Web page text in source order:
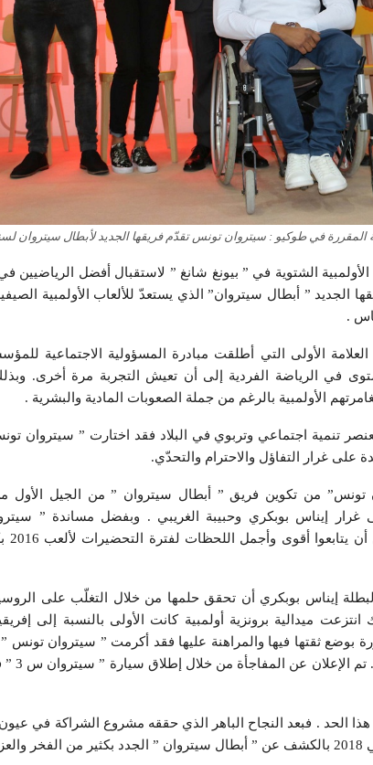
المقررة في طوكيو : سيتروان تونس تقدّم فريقها الجديد لأبطال سيتروان لسنة
الشتوية في ” بيونغ شانغ ” لاستقبال أفضل الرياضيين في
” أبطال سيتروان” الذي يستعدّ للألعاب الأولمبية
الأولى التي أطلقت مبادرة المسؤولية الاجتماعية
في الرياضة الفردية إلى أن تعيش التجربة مرة أخرى.
الأولمبية بالرغم من جملة الصعوبات المادية والبشرية .
كعنصر تنمية اجتماعي وتربوي في البلاد فقد اختارت ” سيتروان
على غرار التفاؤل والاحترام والتحدّي.
” سيتروان تونس” من تكوين فريق ” أبطال سيتروان ” من الجيل
على غرار إيناس بوبكري وحبيبة الغريبي . وبفضل مساندة ”
2016 استطاعت البطلة إيناس بوبكري أن تحقق حلمها من خلال التغلّب على
لمسة مقابل 11 . وبذلك انتزعت ميدالية برونزية أولمبية كانت الأولى بالنسبة إلى
بوضع ثقتها فيها والمراهنة عليها فقد أكرمت ” سيتروان تونس ”
الحد . فبعد النجاح الباهر الذي حققه مشروع الشراكة في عيون